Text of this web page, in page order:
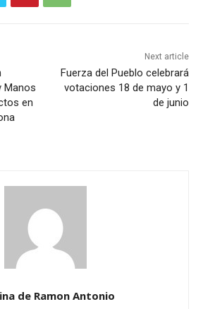
Manos
en
Next article
Fuerza del Pueblo celebrará
votaciones 18 de mayo y 1
de junio
de Ramon Antonio